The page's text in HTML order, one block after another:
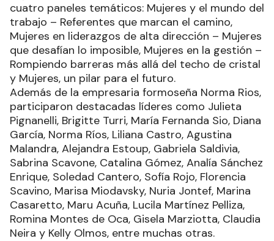
cuatro paneles temáticos: Mujeres y el mundo del
trabajo – Referentes que marcan el camino,
Mujeres en liderazgos de alta dirección – Mujeres
que desafían lo imposible, Mujeres en la gestión –
Rompiendo barreras más allá del techo de cristal
y Mujeres, un pilar para el futuro.
Además de la empresaria formoseña Norma Rios,
participaron destacadas líderes como Julieta
Pignanelli, Brigitte Turri, María Fernanda Sio, Diana
García, Norma Ríos, Liliana Castro, Agustina
Malandra, Alejandra Estoup, Gabriela Saldivia,
Sabrina Scavone, Catalina Gómez, Analía Sánchez
Enrique, Soledad Cantero, Sofía Rojo, Florencia
Scavino, Marisa Miodavsky, Nuria Jontef, Marina
Casaretto, Maru Acuña, Lucila Martínez Pelliza,
Romina Montes de Oca, Gisela Marziotta, Claudia
Neira y Kelly Olmos, entre muchas otras.